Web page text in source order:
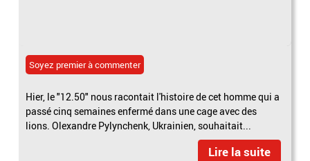
Soyez premier à commenter
Hier, le "12.50" nous racontait l'histoire de cet homme qui a
passé cinq semaines enfermé dans une cage avec des
lions. Olexandre Pylynchenk, Ukrainien, souhaitait...
Lire la suite